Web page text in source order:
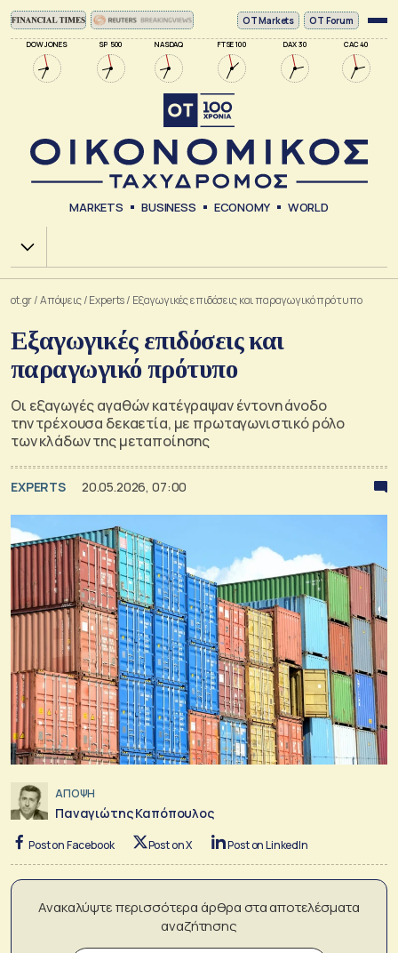
DOW JONES SP 500 NASDAQ FTSE 100 DAX 30 CAC 40
ΟΤ Markets OT Forum
MARKETS BUSINESS ECONOMY WORLD
Χ.Α.
ot.gr/Απόψεις/Experts/ Εξαγωγικές επιδόσεις και παραγωγικό πρότυπο
Εξαγωγικές επιδόσεις και
παραγωγικό πρότυπο
Οι εξαγωγές αγαθών κατέγραψαν έντονη άνοδο
την τρέχουσα δεκαετία, με πρωταγωνιστικό ρόλο
των κλάδων της μεταποίησης
EXPERTS 20.05.2026, 07:00
ΑΠΟΨΗ
Παναγιώτης Καπόπουλος
Post on Facebook Post on X Post on LinkedIn
Ανακαλύψτε περισσότερα άρθρα στα αποτελέσματα
αναζήτησης